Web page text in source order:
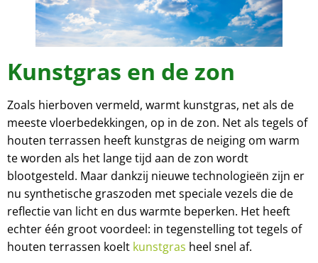
Kunstgras en de zon
Zoals hierboven vermeld, warmt kunstgras, net als de
meeste vloerbedekkingen, op in de zon. Net als tegels of
houten terrassen heeft kunstgras de neiging om warm
te worden als het lange tijd aan de zon wordt
blootgesteld. Maar dankzij nieuwe technologieën zijn er
nu synthetische graszoden met speciale vezels die de
reflectie van licht en dus warmte beperken. Het heeft
echter één groot voordeel: in tegenstelling tot tegels of
houten terrassen koelt kunstgras heel snel af.